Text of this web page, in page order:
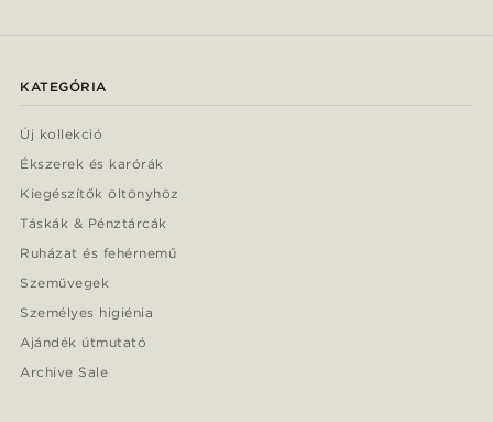
KATEGÓRIA
Új kollekció
Ékszerek és karórák
Kiegészítők öltönyhöz
Táskák & Pénztárcák
Ruházat és fehérnemű
Szemüvegek
Személyes higiénia
Ajándék útmutató
Archive Sale